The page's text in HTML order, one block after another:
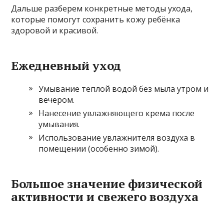
Дальше разберем конкретные методы ухода,
которые помогут сохранить кожу ребёнка
здоровой и красивой.
Ежедневный уход
Умывание теплой водой без мыла утром и
вечером.
Нанесение увлажняющего крема после
умывания.
Использование увлажнителя воздуха в
помещении (особенно зимой).
Большое значение физической
активности и свежего воздуха